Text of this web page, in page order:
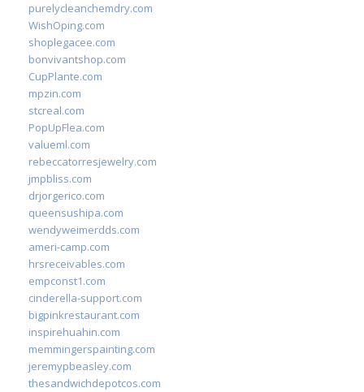
purelycleanchemdry.com
WishOping.com
shoplegacee.com
bonvivantshop.com
CupPlante.com
mpzin.com
stcreal.com
PopUpFlea.com
valueml.com
rebeccatorresjewelry.com
jmpbliss.com
drjorgerico.com
queensushipa.com
wendyweimerdds.com
ameri-camp.com
hrsreceivables.com
empconst1.com
cinderella-support.com
bigpinkrestaurant.com
inspirehuahin.com
memmingerspainting.com
jeremypbeasley.com
thesandwichdepotcos.com